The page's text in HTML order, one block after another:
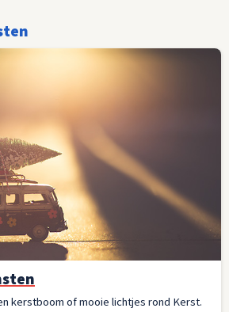
kerstboom of mooie lichtjes rond Kerst.